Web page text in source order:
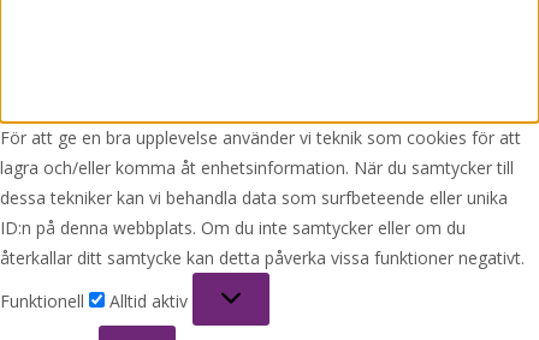
För att ge en bra upplevelse använder vi teknik som cookies för att
lagra och/eller komma åt enhetsinformation. När du samtycker till
dessa tekniker kan vi behandla data som surfbeteende eller unika
ID:n på denna webbplats. Om du inte samtycker eller om du
återkallar ditt samtycke kan detta påverka vissa funktioner negativt.
Funktionell
Alltid aktiv